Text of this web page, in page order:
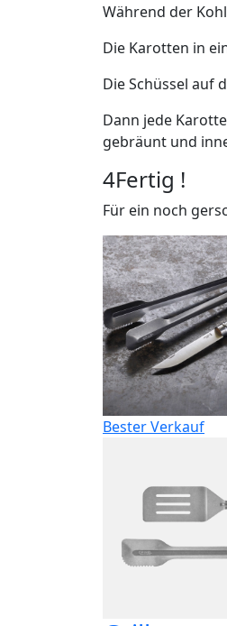
Während der
Die Karotten in
Die Schüssel auf
Dann jede
gebräunt und
4Fertig !
Für ein noch
Bester Verkauf